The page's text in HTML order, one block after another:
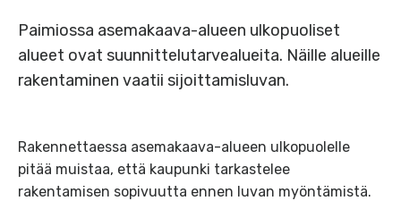
Paimiossa asemakaava-alueen ulkopuoliset
alueet ovat suunnittelutarvealueita. Näille alueille
rakentaminen vaatii sijoittamisluvan.
Rakennettaessa asemakaava-alueen ulkopuolelle
pitää muistaa, että kaupunki tarkastelee
rakentamisen sopivuutta ennen luvan myöntämistä.